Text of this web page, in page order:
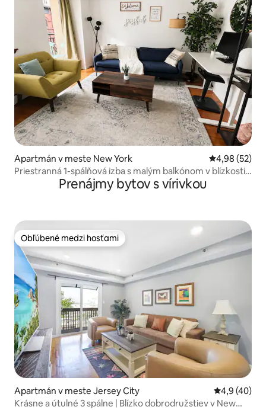
Apartmán v meste New York Priemerné
4,98 (52)
Priestranná 1-spálňová izba s malým balkónom v blízkosti
Times SquarePrenájmy bytov s vírivkou
Obľúbené medzi hosťami
Obľúbené medzi hosťami
Apartmán v meste Jersey City Priemerné
4,9 (40)
Krásne a útulné 3 spálne | Blízko dobrodružstiev v New